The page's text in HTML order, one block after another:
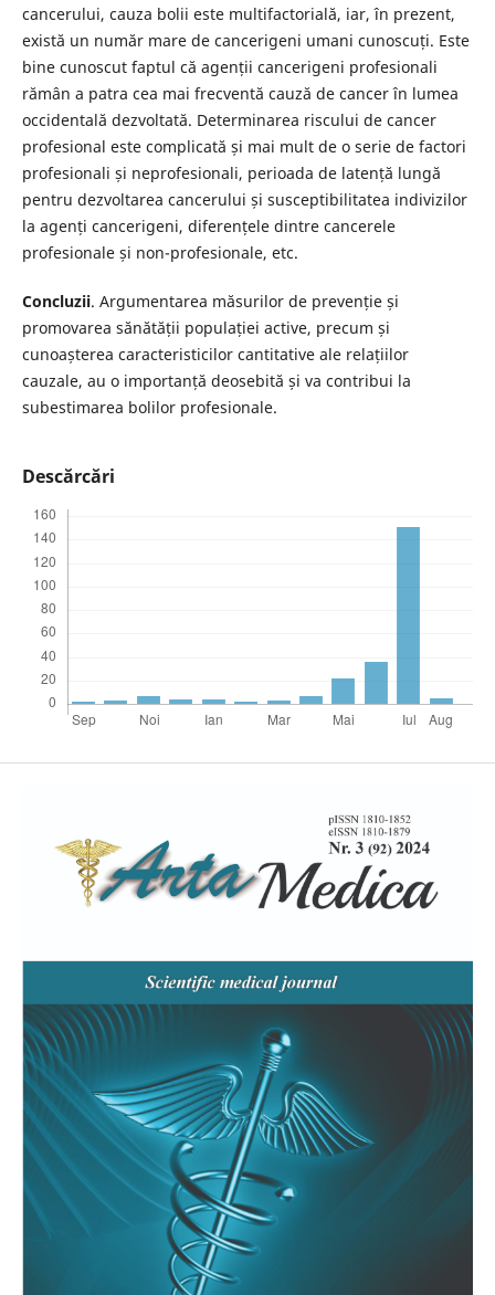
cancerului, cauza bolii este multifactorială, iar, în prezent,
există un număr mare de cancerigeni umani cunoscuți. Este
bine cunoscut faptul că agenții cancerigeni profesionali
rămân a patra cea mai frecventă cauză de cancer în lumea
occidentală dezvoltată. Determinarea riscului de cancer
profesional este complicată și mai mult de o serie de factori
profesionali și neprofesionali, perioada de latență lungă
pentru dezvoltarea cancerului și susceptibilitatea indivizilor
la agenți cancerigeni, diferențele dintre cancerele
profesionale și non-profesionale, etc.
Concluzii. Argumentarea măsurilor de prevenție și
promovarea sănătății populației active, precum și
cunoașterea caracteristicilor cantitative ale relațiilor
cauzale, au o importanță deosebită și va contribui la
subestimarea bolilor profesionale.
Descărcări